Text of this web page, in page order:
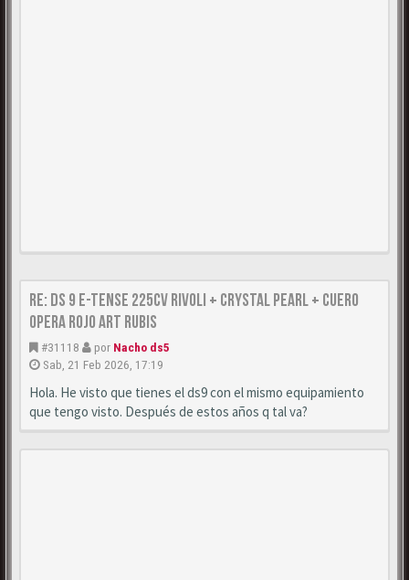
Re: DS 9 E-Tense 225cv Rivoli + Crystal Pearl + Cuero
Opera Rojo Art Rubis
#31118 por Nacho ds5
Sab, 21 Feb 2026, 17:19
Hola. He visto que tienes el ds9 con el mismo equipamiento
que tengo visto. Después de estos años q tal va?